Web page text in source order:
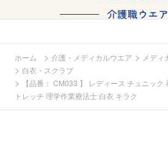
ホーム > 介護・メディカルウエア > メディ
> 白衣・スクラブ
>
【品番： CM033 】 レディース チュニック
トレッチ 理学作業療法士 白衣 キラク